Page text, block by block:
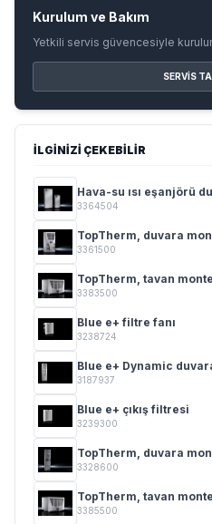
Kurulum ve Bakım
Yetkili servis güvencesiyle
SERVIS
İLGINIZI ÇEKEBILIR
Hava-su ısı eşanjörü
3364504
3361500
3383500
Blue e+ filtre fanı
3238724
3187937
Blue e+ çıkış filtresi
3239300
3328600
3385500